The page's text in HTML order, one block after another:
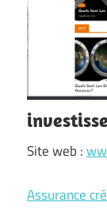
Site web :
Assurance